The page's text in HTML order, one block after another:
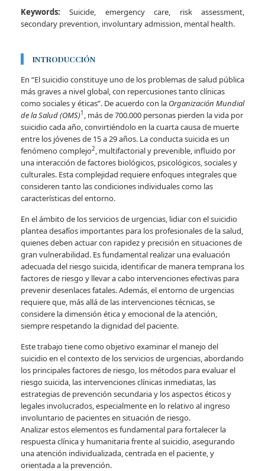
Keywords: Suicide, emergency care, risk assessment,
secondary prevention, involuntary admission, mental health.
INTRODUCCIÓN
En “El suicidio constituye uno de los problemas de salud pública
más graves a nivel global, con repercusiones tanto clínicas
como sociales y éticas”. De acuerdo con la Organización Mundial
de la Salud (OMS)1 , más de 700.000 personas pierden la vida por
suicidio cada año, convirtiéndolo en la cuarta causa de muerte
entre los jóvenes de 15 a 29 años. La conducta suicida es un
fenómeno complejo2, multifactorial y prevenible, influido por
una interacción de factores biológicos, psicológicos, sociales y
culturales. Esta complejidad requiere enfoques integrales que
consideren tanto las condiciones individuales como las
características del entorno.
En el ámbito de los servicios de urgencias, lidiar con el suicidio
plantea desafíos importantes para los profesionales de la salud,
quienes deben actuar con rapidez y precisión en situaciones de
gran vulnerabilidad. Es fundamental realizar una evaluación
adecuada del riesgo suicida, identificar de manera temprana los
factores de riesgo y llevar a cabo intervenciones efectivas para
prevenir desenlaces fatales. Además, el entorno de urgencias
requiere que, más allá de las intervenciones técnicas, se
considere la dimensión ética y emocional de la atención,
siempre respetando la dignidad del paciente.
Este trabajo tiene como objetivo examinar el manejo del
suicidio en el contexto de los servicios de urgencias, abordando
los principales factores de riesgo, los métodos para evaluar el
riesgo suicida, las intervenciones clínicas inmediatas, las
estrategias de prevención secundaria y los aspectos éticos y
legales involucrados, especialmente en lo relativo al ingreso
involuntario de pacientes en situación de riesgo.
Analizar estos elementos es fundamental para fortalecer la
respuesta clínica y humanitaria frente al suicidio, asegurando
una atención individualizada, centrada en el paciente, y
orientada a la prevención.